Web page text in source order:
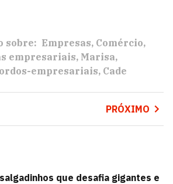
sobre: Empresas Comércio
empresariais Marisa
empresariais Cade
PRÓXIMO
que desafia gigantes e